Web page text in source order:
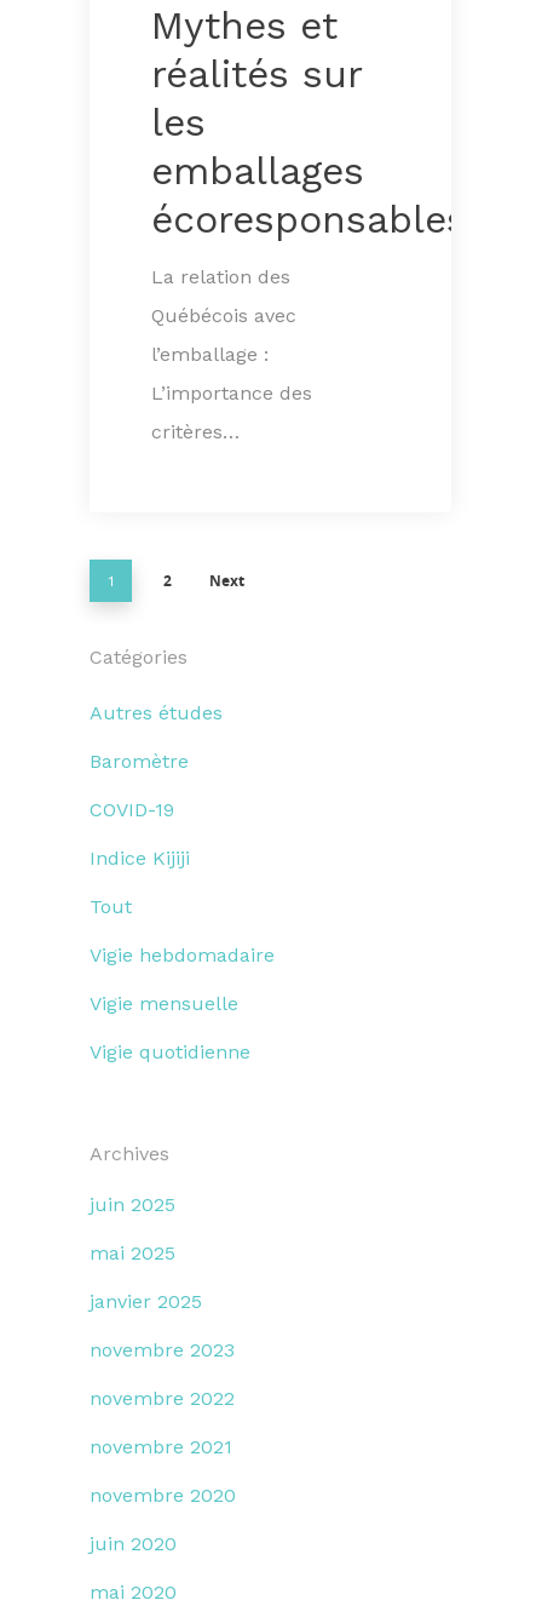
Mythes et
réalités sur
les
emballages
écoresponsables
La relation des
Québécois avec
l’emballage :
L’importance des
critères…
1 2 Next
Catégories
Autres études
Baromètre
COVID-19
Indice Kijiji
Tout
Vigie hebdomadaire
Vigie mensuelle
Vigie quotidienne
Archives
juin 2025
mai 2025
janvier 2025
novembre 2023
novembre 2022
novembre 2021
novembre 2020
juin 2020
mai 2020